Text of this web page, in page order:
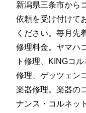
新潟県三条市から
依頼を受け付けて
ください。毎月先
修理料金。ヤマハ
ト修理、KINGコ
修理、ゲッツェン
楽器修理。楽器の
ナンス・コルネッ